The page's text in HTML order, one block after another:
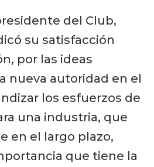
del Club,
su satisfacción
por las ideas
nueva autoridad en el
los esfuerzos de
una industria, que
en el largo plazo,
que tiene la